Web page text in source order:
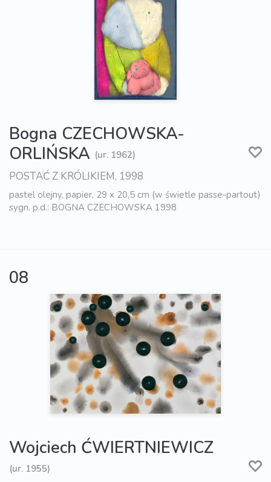
Bogna CZECHOWSKA-
ORLIŃSKA (ur. 1962)
POSTAĆ Z KRÓLIKIEM, 1998
pastel olejny, papier, 29 x 20,5 cm (w świetle passe-partout)
sygn. p.d.: BOGNA CZECHOWSKA 1998
08
Wojciech ĆWIERTNIEWICZ
(ur. 1955)